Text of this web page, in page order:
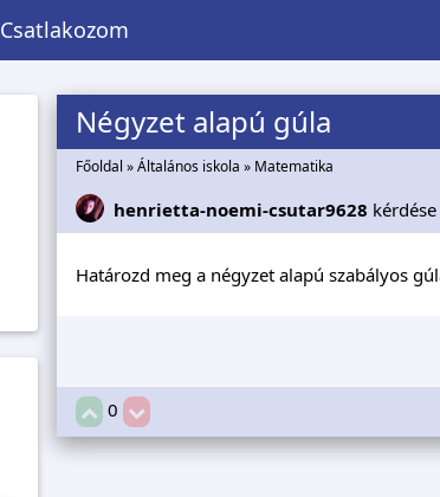
Csatlakozom
Négyzet alapú gúla
Főoldal »Általános iskola » Matematika
henrietta-noemi-csutar9628 kérdése
Határozd meg a négyzet alapú szabályos
0